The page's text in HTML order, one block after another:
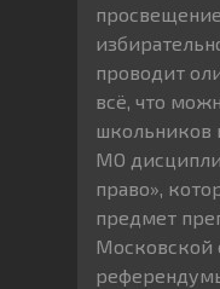
проводит
всё, что
школьников
МО
право»,
предмет
Московской